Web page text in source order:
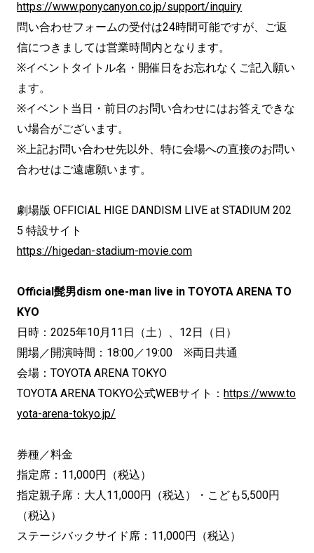
https://www.ponycanyon.co.jp/support/inquiry
問い合わせフォームの受付は24時間可能ですが、ご返
信につきましては営業時間内となります。
※イベントタイトル名・開催日をお忘れなくご記入願い
ます。
※イベント当日・前日のお問い合わせにはお答えできな
い場合がございます。
※上記お問い合わせ先以外、特に会場への直接のお問い
合わせはご遠慮願います。
劇場版 OFFICIAL HIGE DANDISM LIVE at STADIUM 202
5 特設サイト
https://higedan-stadium-movie.com
Official髭男dism one-man live in TOYOTA ARENA TO
KYO
日時：2025年10月11日（土）、12日（日）
開場／開演時間：18:00／19:00 ※両日共通
会場：TOYOTA ARENA TOKYO
TOYOTA ARENA TOKYO公式WEBサイト： https://www.to
yota-arena-tokyo.jp/
券種／料金
指定席：11,000円（税込）
指定親子席：大人11,000円（税込）・こども5,500円
（税込）
ステージバックサイド席：11,000円（税込）